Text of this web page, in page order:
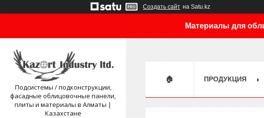
Создать сайт на Satu.kz
Материалы для
Подсистемы / подконструкции,
фасадные облицовочные панели,
плиты и материалы в Алматы |
Казахстане
🏠 ПРОДУКЦИЯ